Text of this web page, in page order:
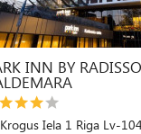
INN BY
Krogus Iela 1 Riga Lv-